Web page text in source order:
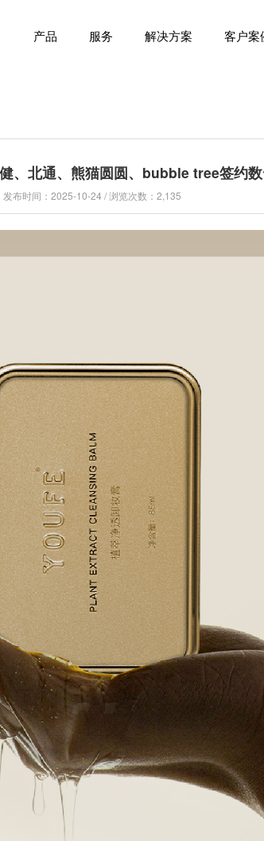
产品 服务 解决方案 客户案
、北通、熊猫圆圆、bubble tree签约
发布时间：2025-10-24 / 浏览次数：2,135